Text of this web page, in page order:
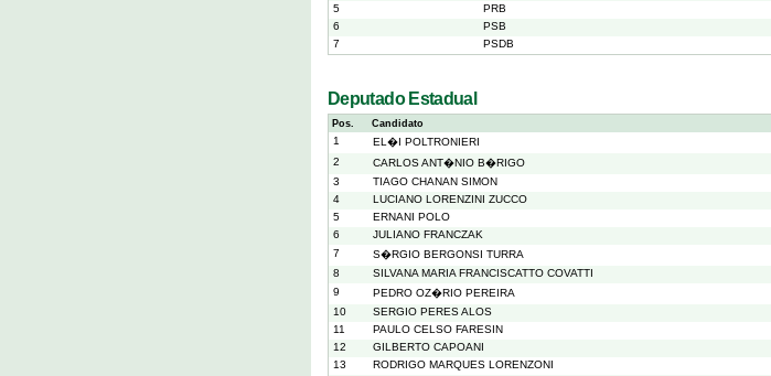
5
PRB
6
PSB
7
PSDB
Deputado Estadual
Pos. Candidato
1 EL�I POLTRONIERI
2
CARLOS ANT�NIO B�RIGO
3
TIAGO CHANAN SIMON
4
LUCIANO LORENZINI ZUCCO
5
ERNANI POLO
6
JULIANO FRANCZAK
7
S�RGIO BERGONSI TURRA
8
SILVANA MARIA FRANCISCATTO COVATTI
9
PEDRO OZ�RIO PEREIRA
10
SERGIO PERES ALOS
11
PAULO CELSO FARESIN
12
GILBERTO CAPOANI
13
RODRIGO MARQUES LORENZONI